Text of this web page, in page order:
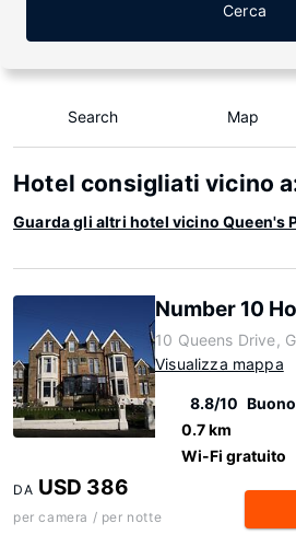
Cerca
Search Map
Hotel consigliati vicino
Guarda gli altri hotel vicino Queen's
Number 10
10 Queens Drive,
Visualizza mappa
8.8/10 Buono
0.7 km
Wi-Fi gratuito
DA USD 386
per camera / per notte